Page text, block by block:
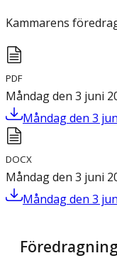
Kammarens
PDF
Måndag den 3 juni
Måndag den 3
DOCX
Måndag den 3 juni
Måndag den 3